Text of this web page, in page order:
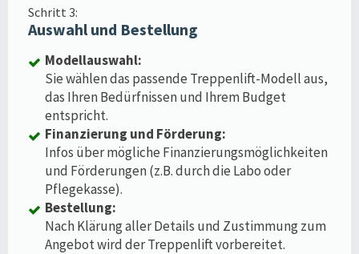
Schritt 3:
Auswahl und Bestellung
Modellauswahl:
Sie wählen das passende Treppenlift-Modell aus,
das Ihren Bedürfnissen und Ihrem Budget
entspricht.
Finanzierung und Förderung:
Infos über mögliche Finanzierungsmöglichkeiten
und Förderungen (z.B. durch die Labo oder
Pflegekasse).
Bestellung:
Nach Klärung aller Details und Zustimmung zum
Angebot wird der Treppenlift vorbereitet.